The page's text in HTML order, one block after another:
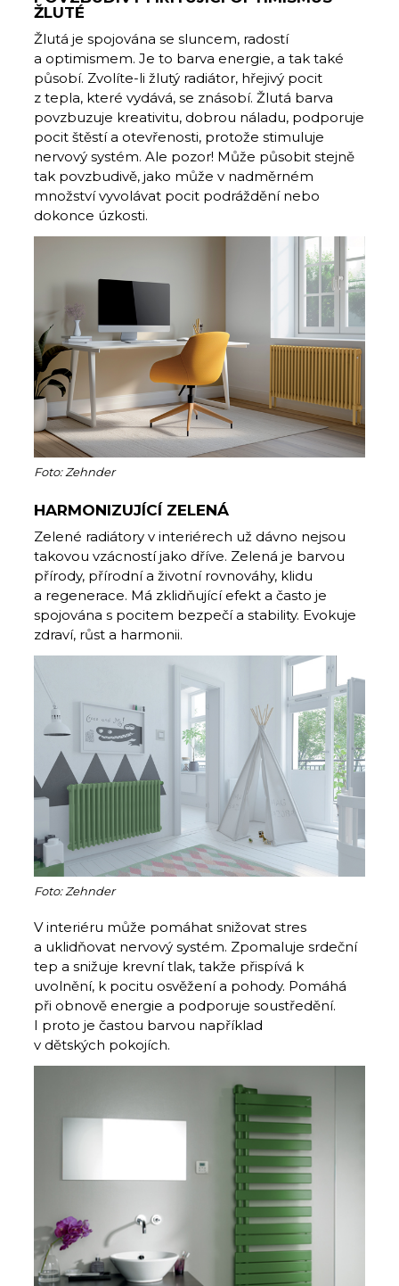
ŽLUTÉ
Žlutá je spojována se sluncem, radostí
a optimismem. Je to barva energie, a tak také
působí. Zvolíte-li žlutý radiátor, hřejivý pocit
z tepla, které vydává, se znásobí. Žlutá barva
povzbuzuje kreativitu, dobrou náladu, podporuje
pocit štěstí a otevřenosti, protože stimuluje
nervový systém. Ale pozor! Může působit stejně
tak povzbudivě, jako může v nadměrném
množství vyvolávat pocit podráždění nebo
dokonce úzkosti.
Foto: Zehnder
HARMONIZUJÍCÍ ZELENÁ
Zelené radiátory v interiérech už dávno nejsou
takovou vzácností jako dříve. Zelená je barvou
přírody, přírodní a životní rovnováhy, klidu
a regenerace. Má zklidňující efekt a často je
spojována s pocitem bezpečí a stability. Evokuje
zdraví, růst a harmonii.
Foto: Zehnder
V interiéru může pomáhat snižovat stres
a uklidňovat nervový systém. Zpomaluje srdeční
tep a snižuje krevní tlak, takže přispívá k
uvolnění, k pocitu osvěžení a pohody. Pomáhá
při obnově energie a podporuje soustředění.
I proto je častou barvou například
v dětských pokojích.